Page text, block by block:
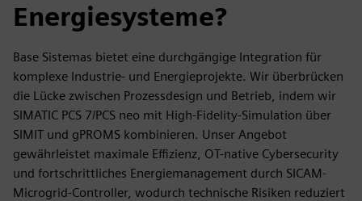
Energiesysteme?
Base Sistemas bietet eine durchgängige Integration für
komplexe Industrie- und Energieprojekte. Wir überbrücken
die Lücke zwischen Prozessdesign und Betrieb, indem wir
SIMATIC PCS 7/PCS neo mit High-Fidelity-Simulation über
SIMIT und gPROMS kombinieren. Unser Angebot
gewährleistet maximale Effizienz, OT-native Cybersecurity
und fortschrittliches Energiemanagement durch SICAM-
Microgrid-Controller, wodurch technische Risiken reduziert